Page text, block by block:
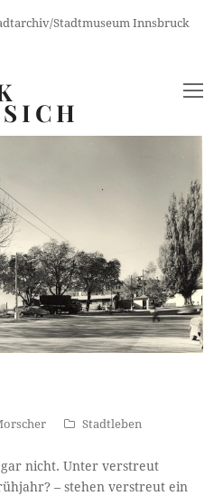
Stadtmuseum Innsbruck
Stadtleben
nicht. Unter verstreut
– stehen verstreut ein